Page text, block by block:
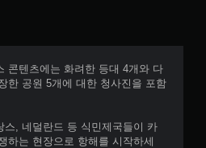
콘텐츠에는 화려한 등대 4개와 다
한 공원 5개에 대한 청사진을 포함
스, 네덜란드 등 식민제국들이 카
하는 현장으로 항해를 시작하세